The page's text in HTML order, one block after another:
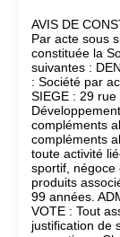
AVIS DE
Par acte sous
constituée la
suivantes :
: Société par
SIEGE : 29
compléments
compléments
toute activité
sportif, négoce
produits
99 années.
VOTE : Tout
justification de